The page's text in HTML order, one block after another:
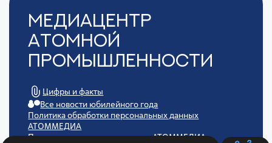
Медиацентр
Атомной
Промышленности
Цифры и факты
Все новости юбилейного года
Политика обработки персональных данных
АТОММЕДИА
Пользовательское соглашение АТОММЕДИА